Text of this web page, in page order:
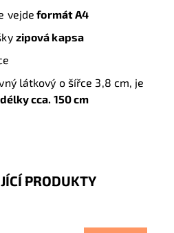
vejde formát A4
zipová kapsa
látkový o šířce 3,8 cm, je
cca. 150 cm
PRODUKTY